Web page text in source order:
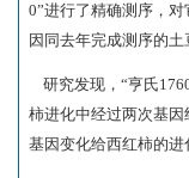
0”进行了精确测序，
因同去年完成测序的土
研究发现，“亨氏
柿进化中经过两次基
基因变化给西红柿的